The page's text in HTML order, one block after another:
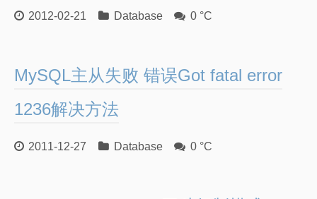
Programming
2012-02-21 Database 0 °C
MySQL主从失败 错误Got fatal error
1236解决方法
2011-12-27 Database 0 °C